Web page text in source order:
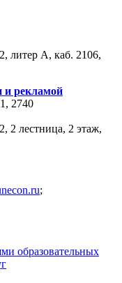
литер А, каб. 2106,
и рекламой
2740
2 лестница, 2 этаж,
;
образовательных